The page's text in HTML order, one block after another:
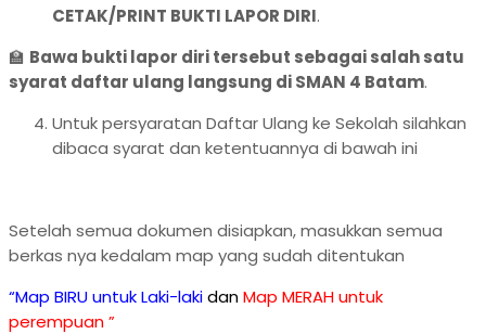
CETAK/PRINT BUKTI LAPOR DIRI.
🏫 Bawa bukti lapor diri tersebut sebagai salah satu
syarat daftar ulang langsung di SMAN 4 Batam.
Untuk persyaratan Daftar Ulang ke Sekolah silahkan
dibaca syarat dan ketentuannya di bawah ini
Setelah semua dokumen disiapkan, masukkan semua
berkas nya kedalam map yang sudah ditentukan
“Map BIRU untuk Laki-lakidanMap MERAH untuk
perempuan ”